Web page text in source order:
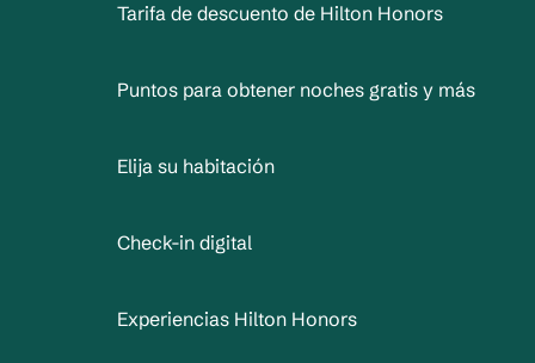
Tarifa de descuento de Hilton Honors
Puntos para obtener noches gratis y más
Elija su habitación
Check-in digital
Experiencias Hilton Honors